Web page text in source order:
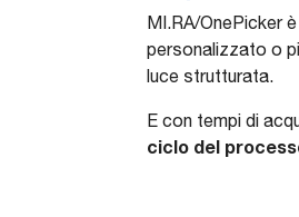
MI.RA/OnePicker è
personalizzato o
luce strutturata.
E con tempi di
ciclo del